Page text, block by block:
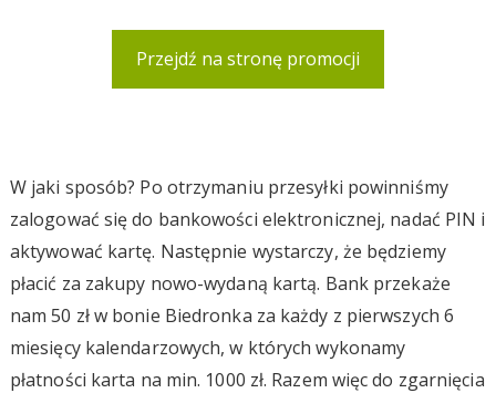
Przejdź na stronę promocji
W jaki sposób? Po otrzymaniu przesyłki powinniśmy
zalogować się do bankowości elektronicznej, nadać PIN i
aktywować kartę. Następnie wystarczy, że będziemy
płacić za zakupy nowo-wydaną kartą. Bank przekaże
nam 50 zł w bonie Biedronka za każdy z pierwszych 6
miesięcy kalendarzowych, w których wykonamy
płatności karta na min. 1000 zł. Razem więc do zgarnięcia